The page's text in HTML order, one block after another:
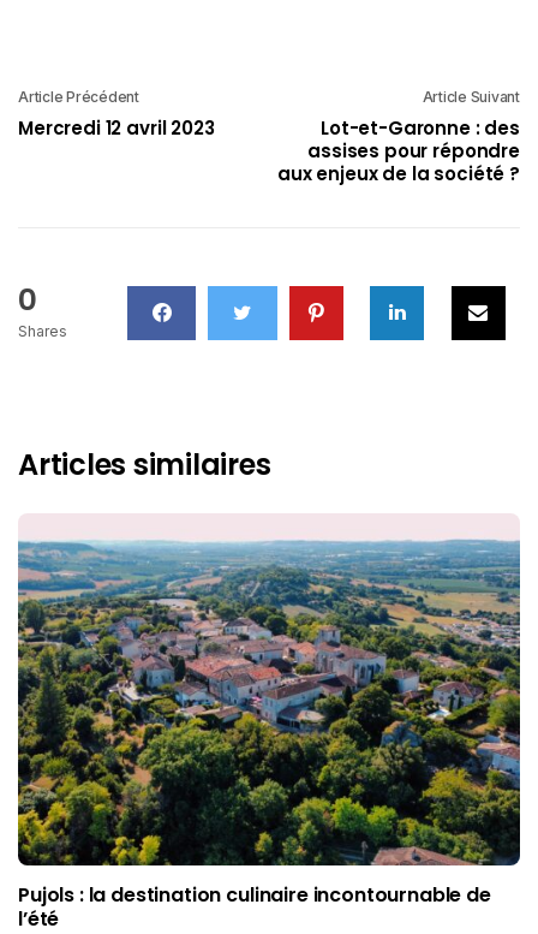
Article Précédent
Mercredi 12 avril 2023
Article Suivant
Lot-et-Garonne : des
assises pour répondre
aux enjeux de la société ?
0
Shares
Articles similaires
Pujols : la destination culinaire incontournable de
l’été